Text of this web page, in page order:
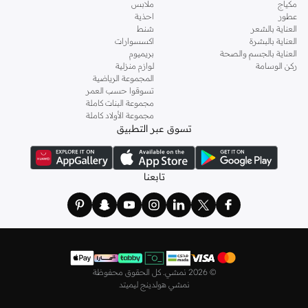
الماركات مثل أويشو و
وريسوتألقي في عطلة نهاية الأسبوع وأثناء
ذهابك إلى العمل وفي السهرات والمناسبات المتنوعة.
اختاريفساتين
أنيقة بتصاميم عصرية تناسب ذوقك، بقصّات طويلة أو قصيرة،
وباستايلات كاجوال أو رسمية. لدينا خيارات متعددة من علامات رائدة مثل
! اختاري من مجموعتنا قطعًا أنثوية مثل
، أو اقتني العبوات الاقتصادية التي تحتوي على كافة القطع الأساسية.
مريحة، بما في ذلك قمصان النوم والبيجامات من علامات
نعوميوغيرها.
استعدي لأجواء الصيف مع مجموعتنا من ملابس السباحة التي تضم كل ما تحتاجينه،
مستلزمات الشاطئ أو المسبح.
من علامات رائدة مثلتمبرلاندو لاكوست وغانتوجيوردانووغيرها، لتكون دائمًا في أبهى
صورة سواء كنت متوجهاً إلى عملك أو تقضي عطلة نهاية الأسبوع برفقة أصدقائك
مكياج
عطور
العناية بالشعر
العناية بالبشرة
العناية بالجسم والصحة
ركن الوسامة
ملابس
احذية
شنط
اكسسوارات
بريميوم
لوازم منزلية
المجموعة الرياضية
تسوقوا حسب العمر
مجموعة البنات كاملة
مجموعة الأولاد كاملة
تسوق عبر التطبيق
تابعنا
© 2026 نمشي. كل الحقوق محفوظة
نمشي هولدينج ليميتد